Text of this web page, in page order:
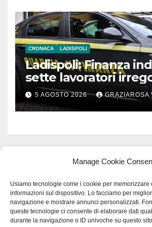
Manage Cookie
Usiamo tecnologie come i cookie per memorizzare
informazioni sul dispositivo. Lo facciamo per
navigazione e mostrare annunci personalizzati.
queste tecnologie ci consente di elaborare dati
durante la navigazione o ID univoche su questo
CRONACA LADISPOLI
Ladispoli: Finanza
sette lavoratori
5 AGOSTO 2026 GRAZIAROSA